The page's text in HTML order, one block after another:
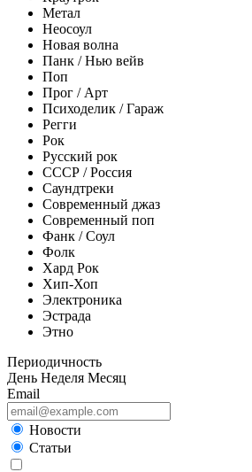
Метал
Неосоул
Новая волна
Панк / Нью вейв
Поп
Прог / Арт
Психоделик / Гараж
Регги
Рок
Русский рок
СССР / Россия
Саундтреки
Современный джаз
Современный поп
Фанк / Соул
Фолк
Хард Рок
Хип-Хоп
Электроника
Эстрада
Этно
Периодичность
День Неделя Месяц
Email
Новости
Статьи